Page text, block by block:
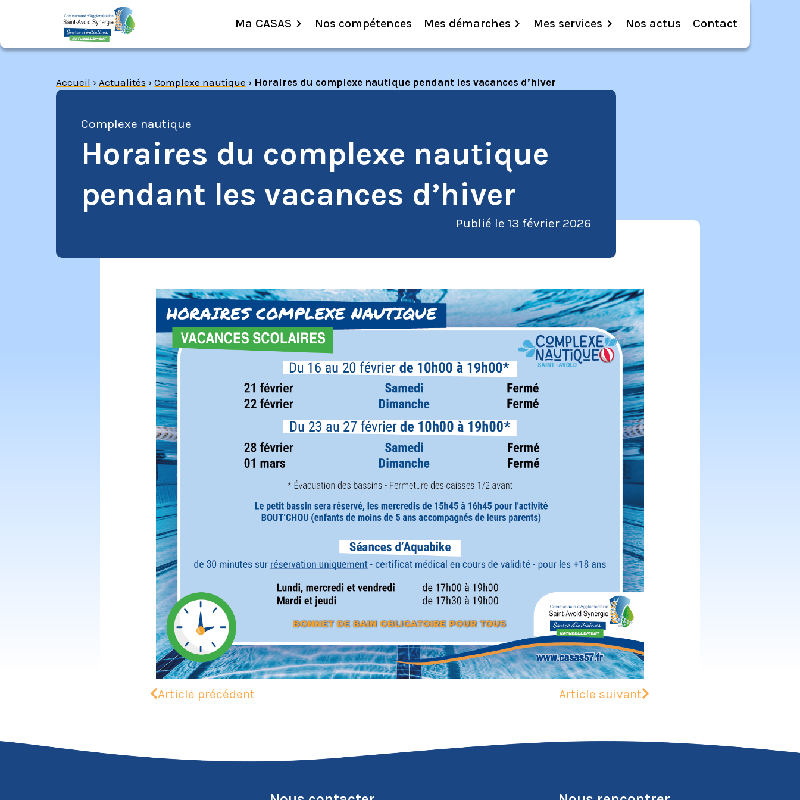
Ma CASAS Nos compétences Mes démarches Mes services Nos actus Contact
Accueil ›Actualités ›Complexe nautique › Horaires du complexe nautique pendant les vacances d’hiver
Complexe nautique
Horaires du complexe nautique
pendant les vacances d’hiver
Publié le 13 février 2026
Article précédent Article suivant